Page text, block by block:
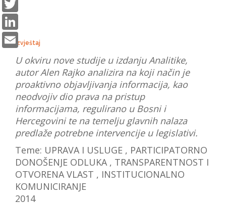
DOGAĐAJI
EDUKACIJA
BLOG
VIJESTI
O NAMA
SEARCH
Izvještaj
U okviru nove studije u izdanju Analitike,
autor Alen Rajko analizira na koji način je
proaktivno objavljivanja informacija, kao
neodvojiv dio prava na pristup
informacijama, regulirano u Bosni i
Hercegovini te na temelju glavnih nalaza
predlaže potrebne intervencije u legislativi.
Teme: UPRAVA I USLUGE , PARTICIPATORNO
DONOŠENJE ODLUKA, TRANSPARENTNOST I
OTVORENA VLAST , INSTITUCIONALNO
KOMUNICIRANJE
2014
Email